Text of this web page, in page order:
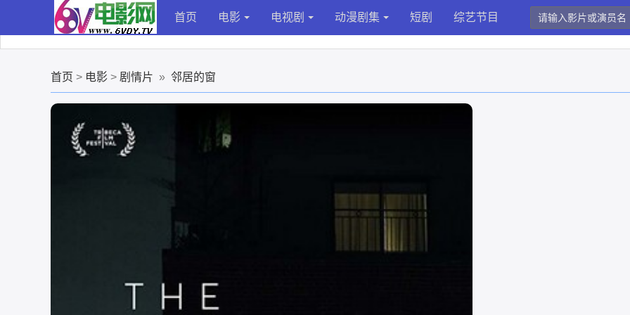
首页 电影 电视剧 动漫剧集 短剧 综艺节目
首页 > 电影 > 剧情片 » 邻居的窗